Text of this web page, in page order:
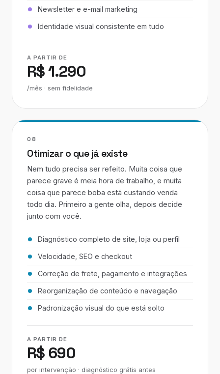
Newsletter e e-mail marketing
Identidade visual consistente em tudo
A PARTIR DE
R$ 1.290
/mês · sem fidelidade
08
Otimizar o que já existe
Nem tudo precisa ser refeito. Muita coisa que
parece grave é meia hora de trabalho, e muita
coisa que parece boba está custando venda
todo dia. Primeiro a gente olha, depois decide
junto com você.
Diagnóstico completo de site, loja ou perfil
Velocidade, SEO e checkout
Correção de frete, pagamento e integrações
Reorganização de conteúdo e navegação
Padronização visual do que está solto
A PARTIR DE
R$ 690
por intervenção · diagnóstico grátis antes